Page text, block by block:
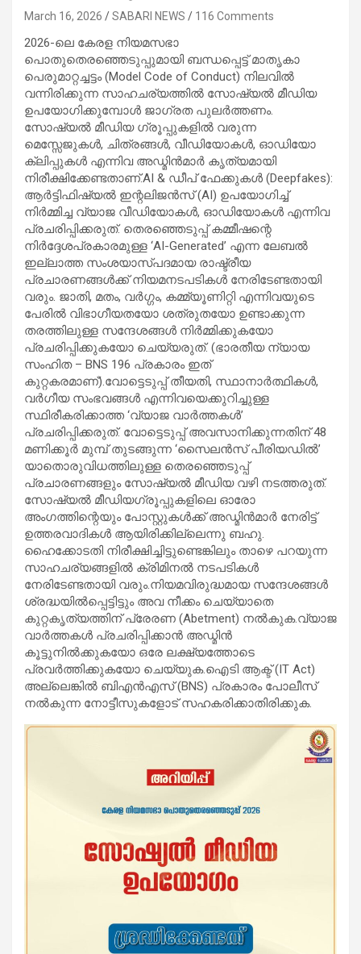
March 16, 2026 SABARI NEWS 116 Comments
2026-ലെ കേരള നിയമസഭാ
പൊതുതെരഞ്ഞെടുപ്പുമായി ബന്ധപ്പെട്ട് മാതൃകാ
പെരുമാറ്റച്ചട്ടം (Model Code of Conduct) നിലവിൽ
വന്നിരിക്കുന്ന സാഹചര്യത്തിൽ സോഷ്യൽ മീഡിയ
ഉപയോഗിക്കുമ്പോൾ ജാഗ്രത പുലർത്തണം.
സോഷ്യൽ മീഡിയ ഗ്രൂപ്പുകളിൽ വരുന്ന
മെസ്സേജുകൾ, ചിത്രങ്ങൾ, വീഡിയോകൾ, ഓഡിയോ
ക്ലിപ്പുകൾ എന്നിവ അഡ്മിൻമാർ കൃത്യമായി
നിരീക്ഷിക്കേണ്ടതാണ്.​AI & ഡീപ് ഫേക്കുകൾ (Deepfakes):
ആർട്ടിഫിഷ്യൽ ഇന്റലിജൻസ് (AI) ഉപയോഗിച്ച്
നിർമ്മിച്ച വ്യാജ വീഡിയോകൾ, ഓഡിയോകൾ എന്നിവ
പ്രചരിപ്പിക്കരുത്. തെരഞ്ഞെടുപ്പ് കമ്മീഷന്റെ
നിർദ്ദേശപ്രകാരമുള്ള ‘AI-Generated’ എന്ന ലേബൽ
ഇല്ലാത്ത സംശയാസ്പദമായ രാഷ്ട്രീയ
പ്രചാരണങ്ങൾക്ക് നിയമനടപടികൾ നേരിടേണ്ടതായി
വരും. ജാതി, മതം, വർഗ്ഗം, കമ്മ്യൂണിറ്റി എന്നിവയുടെ
പേരിൽ വിഭാഗീയതയോ ശത്രുതയോ ഉണ്ടാക്കുന്ന
തരത്തിലുള്ള സന്ദേശങ്ങൾ നിർമ്മിക്കുകയോ
പ്രചരിപ്പിക്കുകയോ ചെയ്യരുത്. (ഭാരതീയ ന്യായ
സംഹിത – BNS 196 പ്രകാരം ഇത്
കുറ്റകരമാണ്).വോട്ടെടുപ്പ് തീയതി, സ്ഥാനാർത്ഥികൾ,
വർഗീയ സംഭവങ്ങൾ എന്നിവയെക്കുറിച്ചുള്ള
സ്ഥിരീകരിക്കാത്ത ‘വ്യാജ വാർത്തകൾ’
പ്രചരിപ്പിക്കരുത്. വോട്ടെടുപ്പ് അവസാനിക്കുന്നതിന് 48
മണിക്കൂർ മുമ്പ് തുടങ്ങുന്ന ‘സൈലൻസ് പീരിയഡിൽ’
യാതൊരുവിധത്തിലുള്ള തെരഞ്ഞെടുപ്പ്
പ്രചാരണങ്ങളും സോഷ്യൽ മീഡിയ വഴി നടത്തരുത്. ​
സോഷ്യൽ മീഡിയഗ്രൂപ്പുകളിലെ ഓരോ
അംഗത്തിന്റെയും പോസ്റ്റുകൾക്ക് അഡ്മിൻമാർ നേരിട്ട്
ഉത്തരവാദികൾ ആയിരിക്കില്ലെന്നു ബഹു.
ഹൈക്കോടതി നിരീക്ഷിച്ചിട്ടുണ്ടെങ്കിലും താഴെ പറയുന്ന
സാഹചര്യങ്ങളിൽ ക്രിമിനൽ നടപടികൾ
നേരിടേണ്ടതായി വരും.​നിയമവിരുദ്ധമായ സന്ദേശങ്ങൾ
ശ്രദ്ധയിൽപ്പെട്ടിട്ടും അവ നീക്കം ചെയ്യാതെ
കുറ്റകൃത്യത്തിന് പ്രേരണ (Abetment) നൽകുക.​വ്യാജ
വാർത്തകൾ പ്രചരിപ്പിക്കാൻ അഡ്മിൻ
കൂട്ടുനിൽക്കുകയോ ഒരേ ലക്ഷ്യത്തോടെ
പ്രവർത്തിക്കുകയോ ചെയ്യുക.​ഐടി ആക്ട് (IT Act)
അല്ലെങ്കിൽ ബിഎൻഎസ് (BNS) പ്രകാരം പോലീസ്
നൽകുന്ന നോട്ടീസുകളോട് സഹകരിക്കാതിരിക്കുക.